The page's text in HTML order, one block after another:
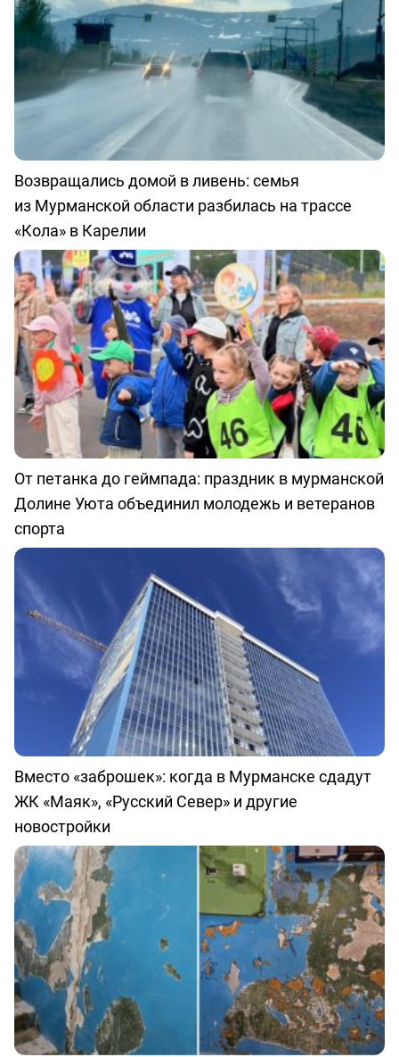
Возвращались домой в ливень: семья
из Мурманской области разбилась на трассе
«Кола» в Карелии
От петанка до геймпада: праздник в мурманской
Долине Уюта объединил молодежь и ветеранов
спорта
Вместо «заброшек»: когда в Мурманске сдадут
ЖК «Маяк», «Русский Север» и другие
новостройки